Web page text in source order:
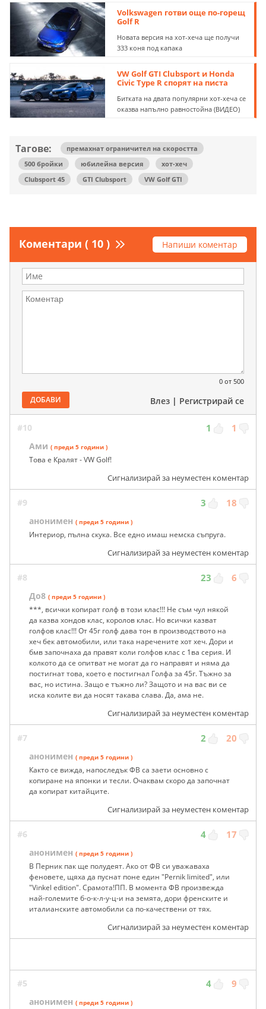
Volkswagen готви още по-горещ
Golf R
Новата версия на хот-хеча ще получи
333 коня под капака
VW Golf GTI Clubsport и Honda
Civic Type R спорят на писта
Битката на двата популярни хот-хеча се
оказва напълно равностойна (ВИДЕО)
Тагове:
премахнат ограничител на скоростта
500 бройки
юбилейна версия
хот-хеч
Clubsport 45
GTI Clubsport VW Golf GTI
Коментари ( 10 ) Напиши коментар
0 от 500
ДОБАВИ Влез | Регистрирай се
#10 1 1
Ами ( преди 5 години )
Това е Кралят - VW Golf!
Сигнализирай за неуместен коментар
#9 3 18
анонимен ( преди 5 години )
Интериор, пълна скука. Все едно имаш немска съпруга.
Сигнализирай за неуместен коментар
#8 23 6
До8 ( преди 5 години )
***, всички копират голф в този клас!!! Не съм чул някой
да казва хондов клас, королов клас. Но всички казват
голфов клас!!! От 45г голф дава тон в производството на
хеч бек автомобили, или така наречените хот хеч. Дори и
бмв започнаха да правят коли голфов клас с 1ва серия. И
колкото да се опитват не могат да го направят и няма да
постигнат това, което е постигнал Голфа за 45г. Тъжно за
вас, но истина. Защо е тъжно ли? Защото и на вас ви се
иска колите ви да носят такава слава. Да, ама не.
Сигнализирай за неуместен коментар
#7 2 20
анонимен ( преди 5 години )
Както се вижда, напоследък ФВ са заети основно с
копиране на японки и тесли. Очаквам скоро да започнат
да копират китайците.
Сигнализирай за неуместен коментар
#6 4 17
анонимен ( преди 5 години )
В Перник пак ще полудеят. Ако от ФВ си уважаваха
феновете, щяха да пуснат поне един "Pernik limited", или
"Vinkel edition". Срамота!ПП. В момента ФВ произвежда
най-големите б-о-к-л-у-ц-и на земята, дори френските и
италианските автомобили са по-качествени от тях.
Сигнализирай за неуместен коментар
#5 4 9
анонимен ( преди 5 години )